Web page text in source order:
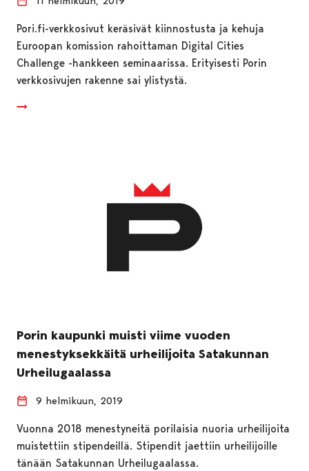
Pori.fi-verkkosivut keräsivät kiinnostusta ja kehuja
Euroopan komission rahoittaman Digital Cities
Challenge -hankkeen seminaarissa. Erityisesti Porin
verkkosivujen rakenne sai ylistystä.
Porin kaupunki muisti viime vuoden
menestyksekkäitä urheilijoita Satakunnan
Urheilugaalassa
9 helmikuun, 2019
Vuonna 2018 menestyneitä porilaisia nuoria urheilijoita
muistettiin stipendeillä. Stipendit jaettiin urheilijoille
tänään Satakunnan Urheilugaalassa.